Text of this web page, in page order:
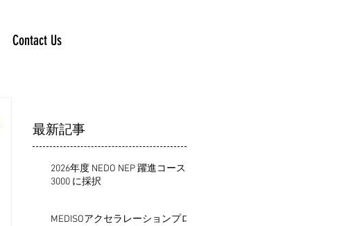
Contact Us
最新記事
2026年度 NEDO NEP 躍進コース
3000 に採択
MEDISOアクセラレーションプロ